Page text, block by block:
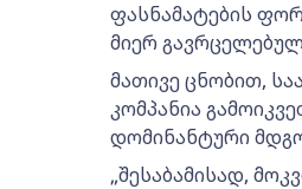
ფასნამატების
მიერ
მათივე ცნობით,
კომპანია
დომინანტური
„შესაბამისად,